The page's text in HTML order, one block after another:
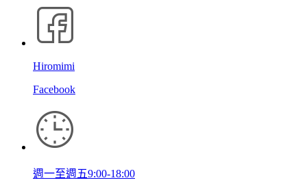
Hiromimi
Facebook
週一至週五9:00-18:00